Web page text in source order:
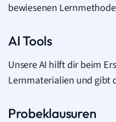
bewiesenen
AI Tools
Unsere AI hilft dir beim
Lernmaterialien und gibt
Probeklausuren